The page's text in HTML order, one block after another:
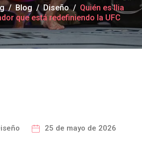
/ Blog / Diseño / Quién es Ilia
que está redefiniendo la UFC
25 de mayo de 2026